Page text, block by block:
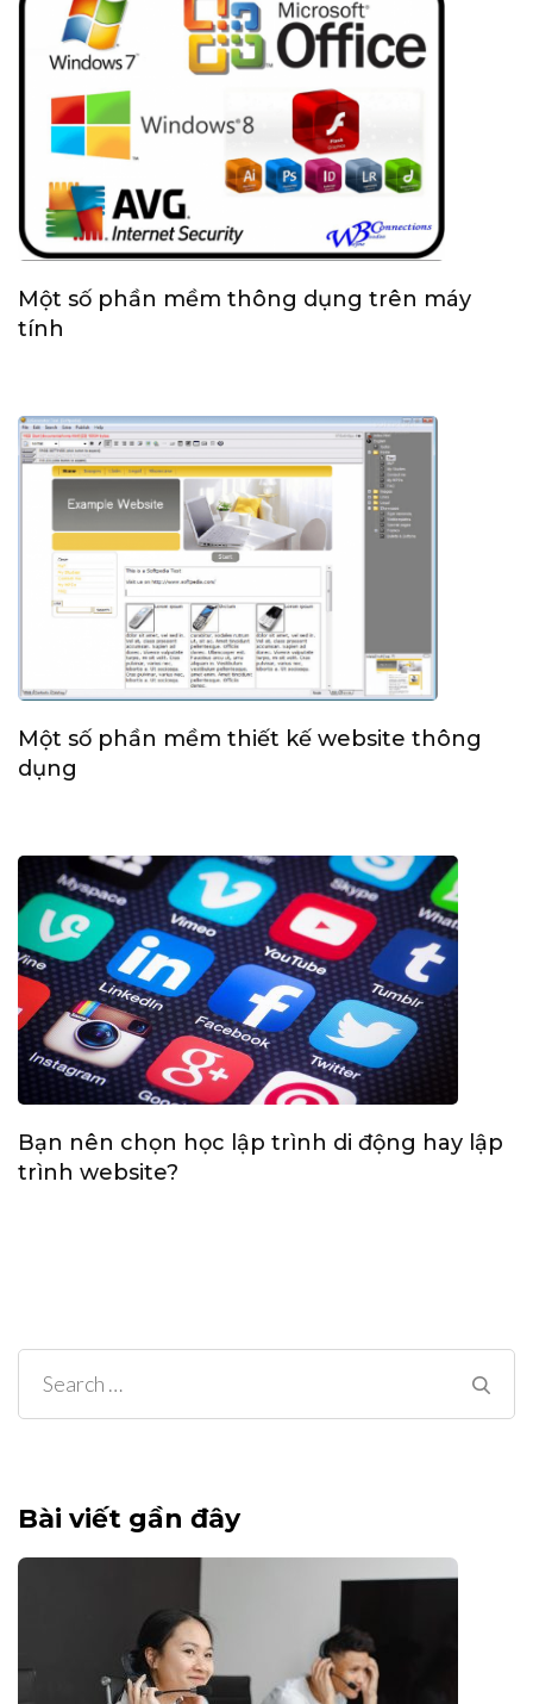
Một số phần mềm thông dụng trên máy
tính
Một số phần mềm thiết kế website thông
dụng
Bạn nên chọn học lập trình di động hay lập
trình website?
Search
for:
Bài viết gần đây